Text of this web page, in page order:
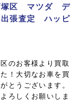
塚区 マツダ デ
張査定 ハッピ
のお客様より買取
！大切なお車を買
とうございます。
ろしくお願いしま